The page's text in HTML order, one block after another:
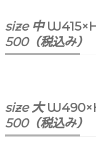
size 中
500（税込み）
size 大
500（税込み）